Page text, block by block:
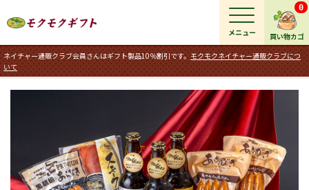
買い物カゴ
0
ネイチャー通販クラブ会員さんはギフト製品10％割引です。 モクモクネイチャー通販クラブにつ
いて
メニュー